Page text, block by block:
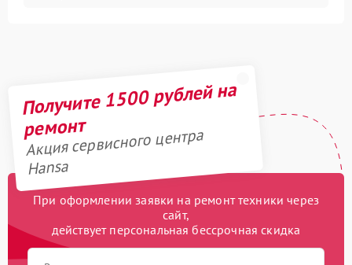
Получите 1500 рублей на
ремонт
Акция сервисного центра
Hansa
При оформлении заявки на ремонт техники через
сайт,
действует персональная бессрочная скидка